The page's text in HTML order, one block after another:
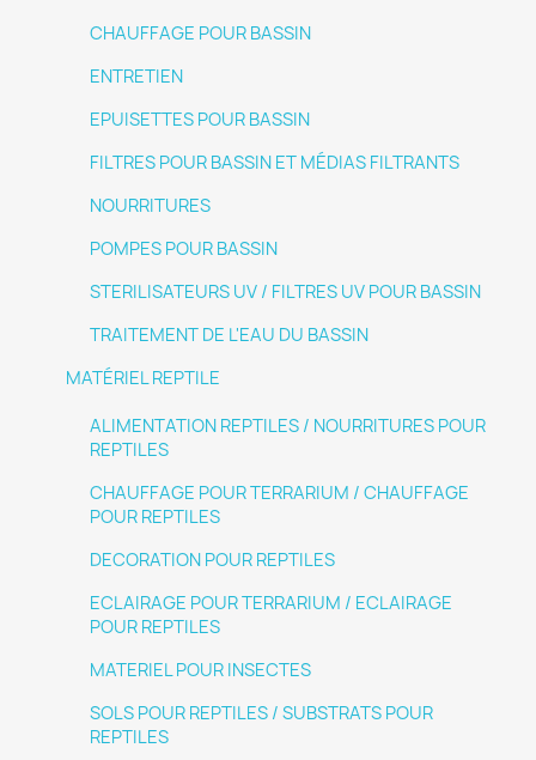
CHAUFFAGE POUR BASSIN
ENTRETIEN
EPUISETTES POUR BASSIN
FILTRES POUR BASSIN ET MÉDIAS FILTRANTS
NOURRITURES
POMPES POUR BASSIN
STERILISATEURS UV / FILTRES UV POUR BASSIN
TRAITEMENT DE L'EAU DU BASSIN
MATÉRIEL REPTILE
ALIMENTATION REPTILES / NOURRITURES POUR
REPTILES
CHAUFFAGE POUR TERRARIUM / CHAUFFAGE
POUR REPTILES
DECORATION POUR REPTILES
ECLAIRAGE POUR TERRARIUM / ECLAIRAGE
POUR REPTILES
MATERIEL POUR INSECTES
SOLS POUR REPTILES / SUBSTRATS POUR
REPTILES